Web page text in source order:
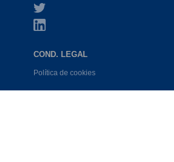
COND. LEGAL
Política de cookies